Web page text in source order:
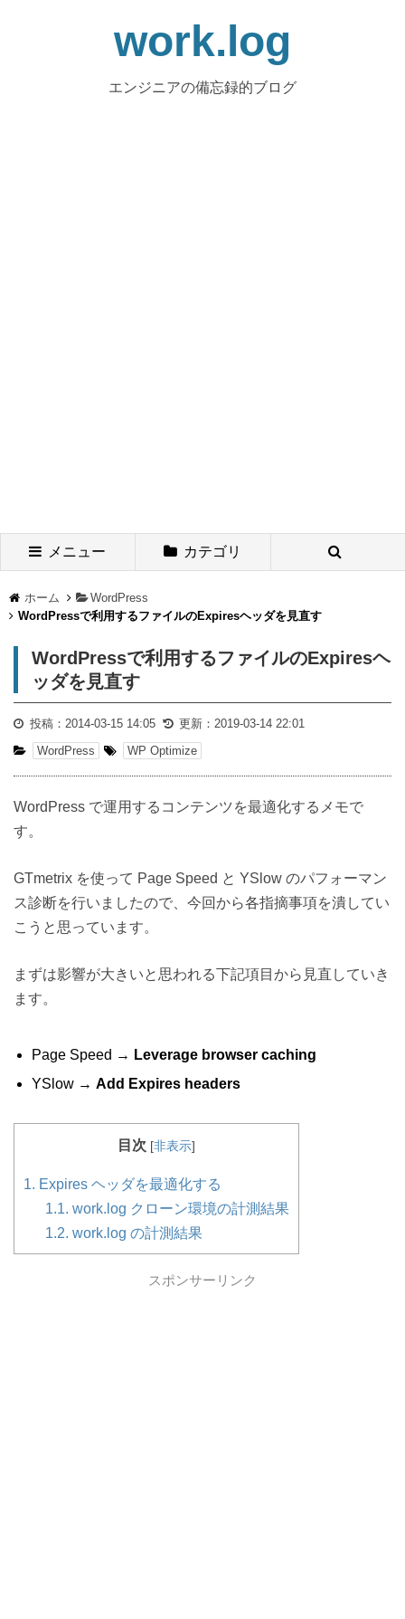
work.log
エンジニアの備忘録的ブログ
メニュー カテゴリ
ホーム
WordPress
WordPressで利用するファイルのExpiresヘッダを見直す
WordPressで利用するファイルのExpiresヘ
ッダを見直す
投稿： 2014-03-15 14:05 更新： 2019-03-14 22:01
WordPress
WP Optimize
WordPress で運用するコンテンツを最適化するメモで
す。
GTmetrix を使って Page Speed と YSlow のパフォーマン
ス診断を行いましたので、今回から各指摘事項を潰してい
こうと思っています。
まずは影響が大きいと思われる下記項目から見直していき
ます。
Page Speed → Leverage browser caching
YSlow → Add Expires headers
目次 [非表示]
1. Expires ヘッダを最適化する
1.1. work.log クローン環境の計測結果
1.2. work.log の計測結果
スポンサーリンク